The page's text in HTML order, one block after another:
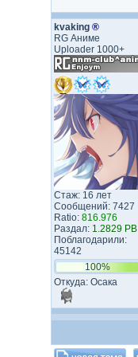
kvaking ®
RG Аниме
Uploader 1000+
Стаж: 16 лет
Сообщений: 7427
Ratio: 816.976
Раздал: 1.2829 PB
Поблагодарили:
45142
100%
Откуда: Осака